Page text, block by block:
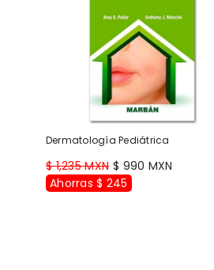
Dermatología Pediátrica
$ 1,235 MXN $ 990 MXN
Ahorras $ 245